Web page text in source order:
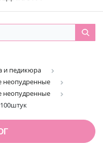
и педикюра
неопудренные
неопудренные